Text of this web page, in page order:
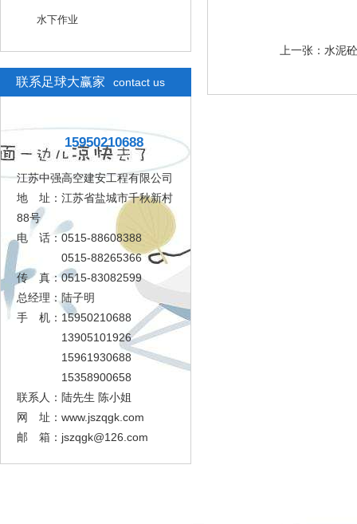
水下作业
联系足球大赢家 contact us
15950210688
江苏中强高空建安工程有限公司
地 址：江苏省盐城市千秋新村
88号
电 话：0515-88608388
0515-88265366
传 真：0515-83082599
总经理：陆子明
手 机：15950210688
13905101926
15961930688
15358900658
联系人：陆先生 陈小姐
网 址：www.jszqgk.com
邮 箱： jszqgk@126.com
上一张： 水泥